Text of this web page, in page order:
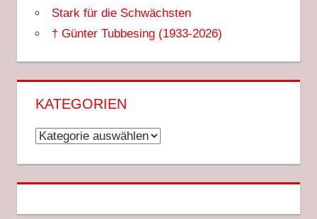
Stark für die Schwächsten
† Günter Tubbesing (1933-2026)
KATEGORIEN
Kategorien